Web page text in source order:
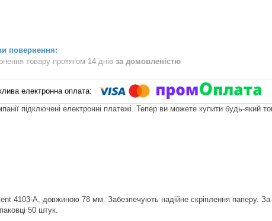
товару протягом 14 днів за домовленістю
підключені електронні платежі. Тепер ви можете купити будь-який
4103-A, довжиною 78 мм. Забезпечують надійне скріплення паперу. За
50 штук.